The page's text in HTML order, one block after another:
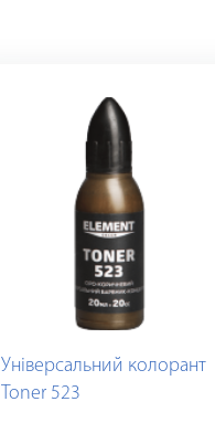
Універсальний колорант
Toner 523